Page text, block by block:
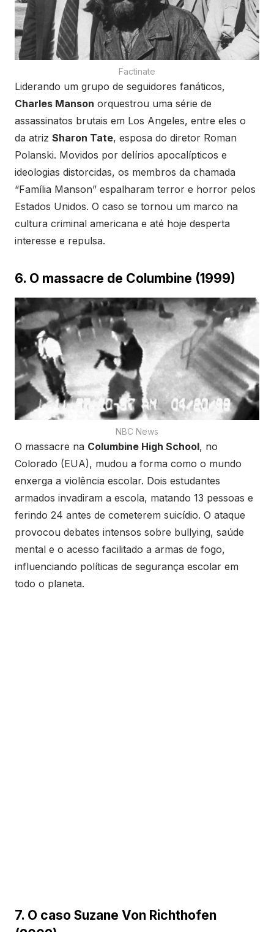
Factinate
Liderando um grupo de seguidores fanáticos,
Charles Manson orquestrou uma série de
assassinatos brutais em Los Angeles, entre eles o
da atriz Sharon Tate, esposa do diretor Roman
Polanski. Movidos por delírios apocalípticos e
ideologias distorcidas, os membros da chamada
“Família Manson” espalharam terror e horror pelos
Estados Unidos. O caso se tornou um marco na
cultura criminal americana e até hoje desperta
interesse e repulsa.
6. O massacre de Columbine (1999)
NBC News
O massacre na Columbine High School, no
Colorado (EUA), mudou a forma como o mundo
enxerga a violência escolar. Dois estudantes
armados invadiram a escola, matando 13 pessoas e
ferindo 24 antes de cometerem suicídio. O ataque
provocou debates intensos sobre bullying, saúde
mental e o acesso facilitado a armas de fogo,
influenciando políticas de segurança escolar em
todo o planeta.
7. O caso Suzane Von Richthofen